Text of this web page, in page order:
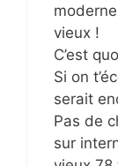
vieux !
C’est
Si on
serait
Pas de
sur